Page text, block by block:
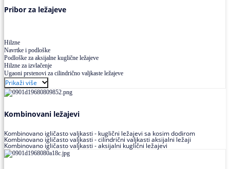
Pribor za ležajeve
Hilzne
Navrtke i podloške
Podloške za aksijalne kuglične ležajeve
Hilzne za izvlačenje
Ugaoni prstenovi za cilindrično valjkaste ležajeve
Prikaži više
Kombinovani ležajevi
Kombinovano igličasto valjkasti - kuglični ležajevi sa kosim dodirom
Kombinovano igličasto valjkasti - cilindrični valjkasti aksijalni ležaji
Kombinovano igličasto valjkasti - aksijalni kuglični ležajevi